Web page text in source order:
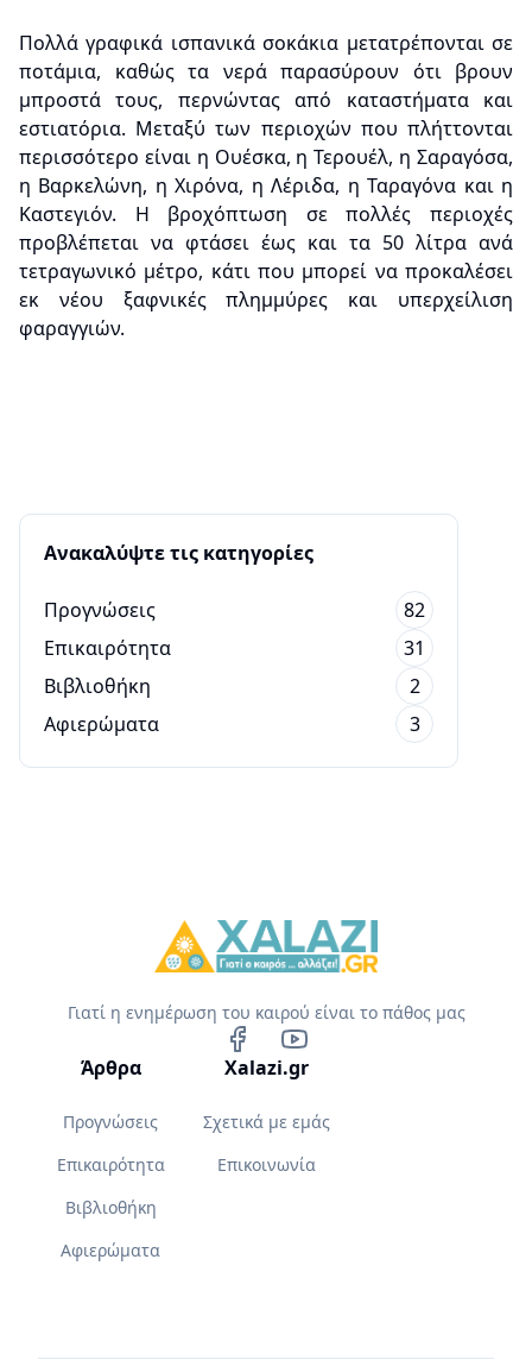
Πολλά γραφικά ισπανικά σοκάκια μετατρέπονται σε
ποτάμια, καθώς τα νερά παρασύρουν ότι βρουν
μπροστά τους, περνώντας από καταστήματα και
εστιατόρια. Μεταξύ των περιοχών που πλήττονται
περισσότερο είναι η Ουέσκα, η Τερουέλ, η Σαραγόσα,
η Βαρκελώνη, η Χιρόνα, η Λέριδα, η Ταραγόνα και η
Καστεγιόν. Η βροχόπτωση σε πολλές περιοχές
προβλέπεται να φτάσει έως και τα 50 λίτρα ανά
τετραγωνικό μέτρο, κάτι που μπορεί να προκαλέσει
εκ νέου ξαφνικές πλημμύρες και υπερχείλιση
φαραγγιών.
Ανακαλύψτε τις κατηγορίες
Προγνώσεις
82
Επικαιρότητα
31
Βιβλιοθήκη
2
Αφιερώματα
3
Γιατί η ενημέρωση του καιρού είναι το πάθος μας
Άρθρα
Προγνώσεις
Επικαιρότητα
Βιβλιοθήκη
Αφιερώματα
Xalazi.gr
Σχετικά με εμάς
Επικοινωνία